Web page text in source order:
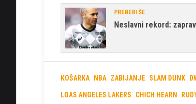
PREBERI ŠE
Neslavni rekord:
KOŠARKA NBA ZABIJANJE SLAM DUNK
LOAS ANGELES LAKERS CHICH HEARN